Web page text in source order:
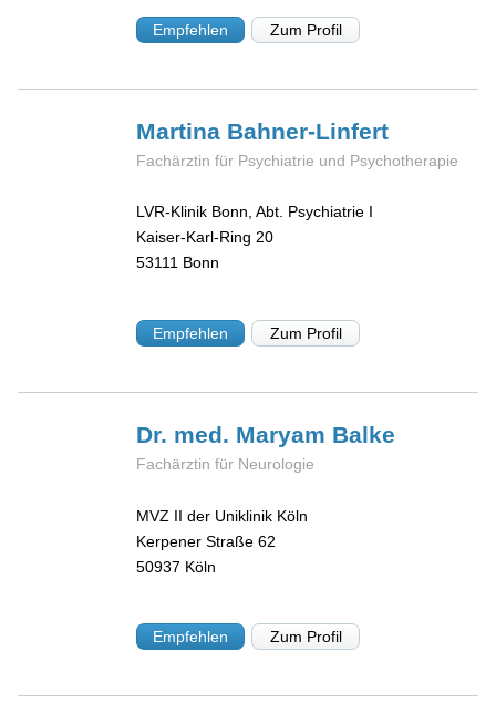
Empfehlen Zum Profil
Martina Bahner-Linfert
Fachärztin für Psychiatrie und Psychotherapie
LVR-Klinik Bonn, Abt. Psychiatrie I
Kaiser-Karl-Ring 20
53111 Bonn
Empfehlen Zum Profil
Dr. med. Maryam Balke
Fachärztin für Neurologie
MVZ II der Uniklinik Köln
Kerpener Straße 62
50937 Köln
Empfehlen Zum Profil